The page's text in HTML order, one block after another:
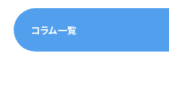
コラム一覧